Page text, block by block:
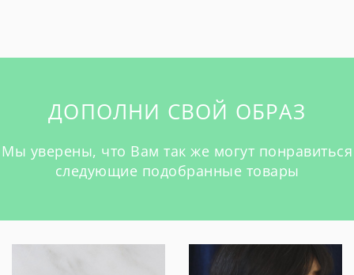
ДОПОЛНИ СВОЙ ОБРАЗ
Мы уверены, что Вам так же могут понравиться
следующие подобранные товары